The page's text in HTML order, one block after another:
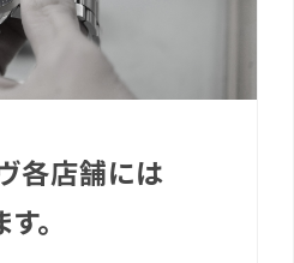
各店舗には
。